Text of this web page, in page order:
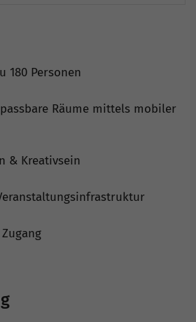
180 Personen
Räume mittels mobiler
& Kreativsein